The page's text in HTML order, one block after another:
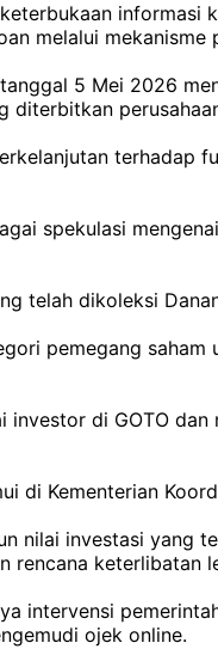
informasi
melalui
5 Mei 2026
diterbitkan
terhadap
spekulasi
telah dikoleksi
pemegang
di GOTO
di Kementerian
nilai investasi yang
rencana keterlibatan
intervensi
ojek online.